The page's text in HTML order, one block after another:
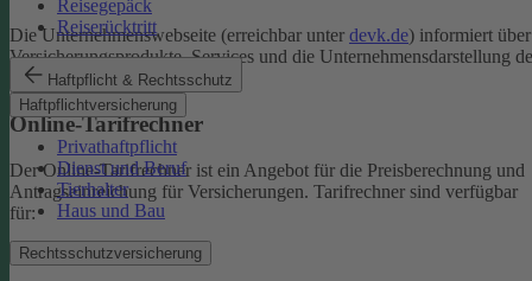
Reisegepäck
Reiserücktritt
Haftpflicht & Rechtsschutz
Haftpflichtversicherung
Privathaftpflicht
Dienst und Beruf
Tierhalter
Haus und Bau
Rechtsschutzversicherung
Die Unternehmenswebseite (erreichbar unter devk.de) informiert über
Versicherungsprodukte, Services und die Unternehmensdarstellung
DEVK.
Online-Tarifrechner
Der Online-Tarifrechner ist ein Angebot für die Preisberechnung und
Antragseinreichung für Versicherungen. Tarifrechner sind verfügbar
für:
Kfz-Versicherungen